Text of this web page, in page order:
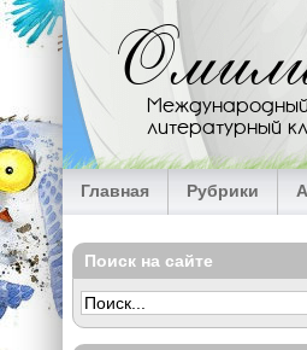
Перейти к основному содержанию
Международный
литературный
Главная Рубрики
Поиск на сайте